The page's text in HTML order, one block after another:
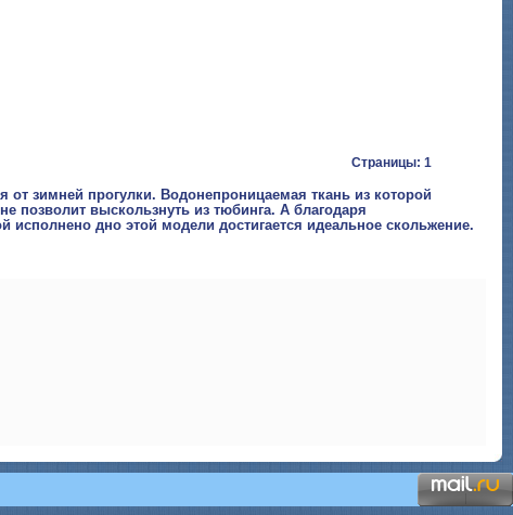
Страницы: 1
зимней прогулки. Водонепроницаемая ткань из которой
позволит выскользнуть из тюбинга. А благодаря
исполнено дно этой модели достигается идеальное скольжение.